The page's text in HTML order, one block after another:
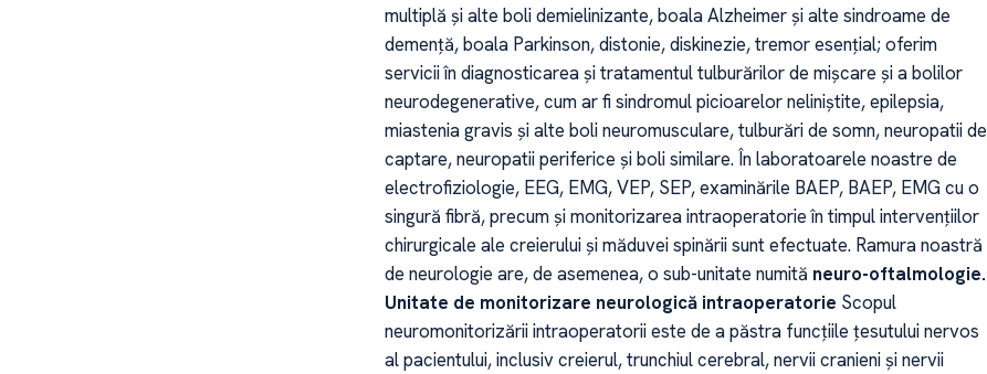
multiplă și alte boli demielinizante, boala Alzheimer și alte sindroame de
demență, boala Parkinson, distonie, diskinezie, tremor esențial; oferim
servicii în diagnosticarea și tratamentul tulburărilor de mișcare și a bolilor
neurodegenerative, cum ar fi sindromul picioarelor neliniștite, epilepsia,
miastenia gravis și alte boli neuromusculare, tulburări de somn, neuropatii de
captare, neuropatii periferice și boli similare. În laboratoarele noastre de
electrofiziologie, EEG, EMG, VEP, SEP, examinările BAEP, BAEP, EMG cu o
singură fibră, precum și monitorizarea intraoperatorie în timpul intervențiilor
chirurgicale ale creierului și măduvei spinării sunt efectuate. Ramura noastră
de neurologie are, de asemenea, o sub-unitate numită neuro-oftalmologie.
Unitate de monitorizare neurologică intraoperatorie Scopul
neuromonitorizării intraoperatorii este de a păstra funcțiile țesutului nervos
al pacientului, inclusiv creierul, trunchiul cerebral, nervii cranieni și nervii